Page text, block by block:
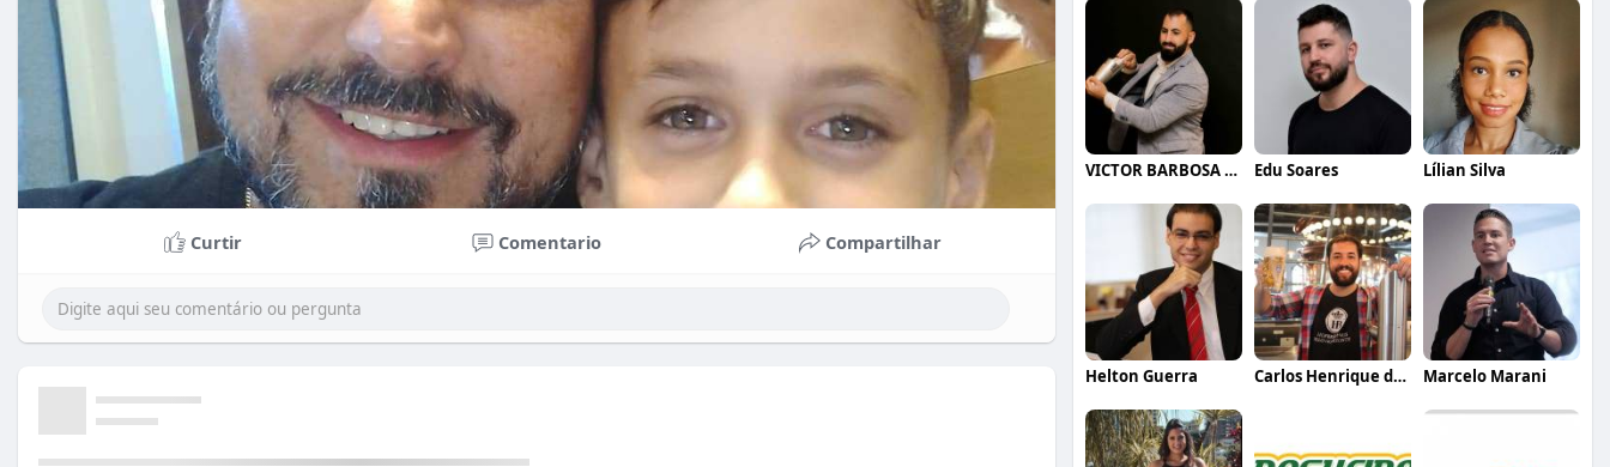
Curtir Comentario Compartilhar
VICTOR BARBOSA QUARANTA Edu Soares Lílian Silva
Helton Guerra Carlos Henrique de Faria Vasconcelos Marcelo Marani